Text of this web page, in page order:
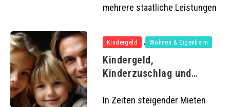
mehrere staatliche Leistungen
Kindergeld , Wohnen & Eigenheim
Kindergeld,
Kinderzuschlag und
Familien
In Zeiten steigender Mieten